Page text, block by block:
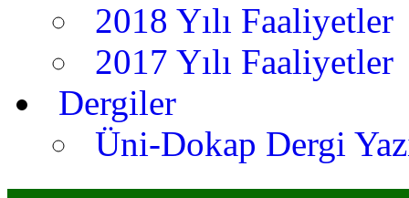
2018 Yılı Faaliyetler
2017 Yılı Faaliyetler
Dergiler
Üni-Dokap Dergi